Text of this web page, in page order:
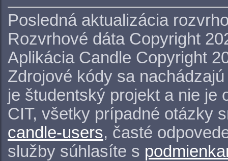
Posledná aktualizácia
Rozvrhové dáta Copyright
Aplikácia Candle Copyright
Zdrojové kódy sa
je študentský projekt a nie je
CIT, všetky prípadné otázky
candle-users, časté
služby súhlasíte s